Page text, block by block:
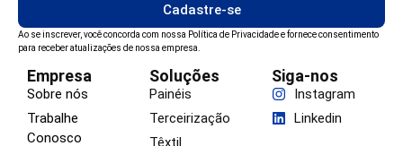
Cadastre-se
Ao se inscrever, você concorda com nossa Política de Privacidade e fornece consentimento
para receber atualizações de nossa empresa.
Empresa
Sobre nós
Trabalhe
Conosco
Soluções
Painéis
Terceirização
Têxtil
Siga-nos
Instagram
Linkedin